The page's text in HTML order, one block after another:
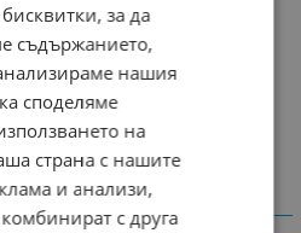
с къдрички.
обем.
% еластан
за да
съдържанието,
нашия
споделяме
на
страна с нашите
и анализи,
с друга